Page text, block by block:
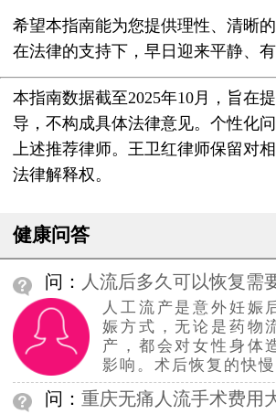
希望本指南能为您提供理性、清晰
在法律的支持下，早日迎来平静、有
本指南数据截至2025年10月，旨在
导，不构成具体法律意见。个性化
上述推荐律师。王卫红律师保留对
法律解释权。
健康问答
问： 人流后多久可以恢复需
人工流产是意外妊娠
娠方式，无论是药物
产，都会对女性身体
影响。术后恢复的快
问： 重庆无痛人流手术费用